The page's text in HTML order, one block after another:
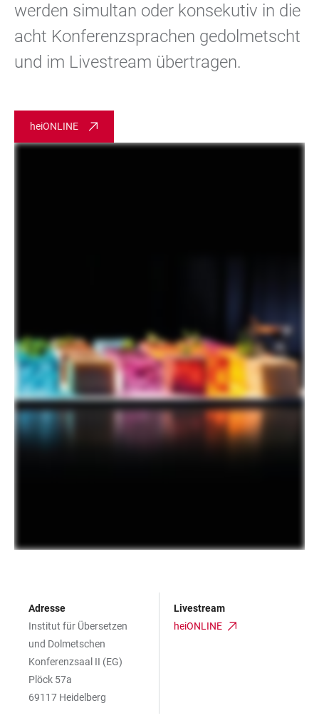
werden simultan oder konsekutiv in die
acht Konferenzsprachen gedolmetscht
und im Livestream übertragen.
heiONLINE
Adresse
Institut für Übersetzen
und Dolmetschen
Konferenzsaal II (EG)
Plöck 57a
69117 Heidelberg
Livestream
heiONLINE